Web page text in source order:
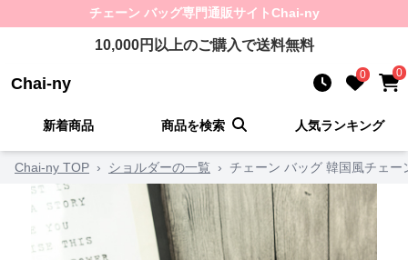
チェーン バッグ専門通販サイトChai-ny
10,000円以上のご購入で送料無料
Chai-ny 0 0
新着商品 商品を検索 人気ランキング
Chai-ny TOP › ショルダーの一覧 › チェーン バッグ 韓国風チェ